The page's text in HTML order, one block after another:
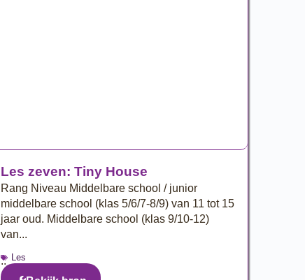
Les zeven: Tiny House
Rang Niveau Middelbare school / junior
middelbare school (klas 5/6/7-8/9) van 11 tot 15
jaar oud. Middelbare school (klas 9/10-12)
van...
.. Les